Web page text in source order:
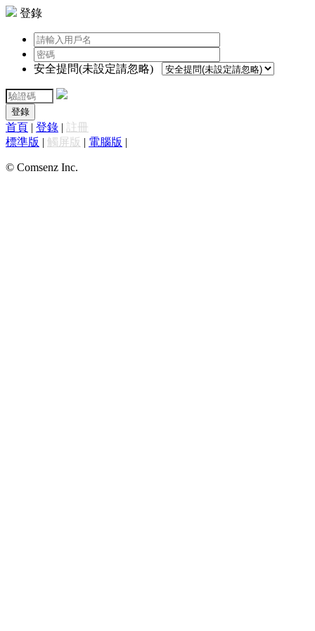
登錄
安全提問(未設定請忽略)
登錄
首頁 | 登錄 | 註冊
標準版 | 觸屏版 | 電腦版 |
© Comsenz Inc.